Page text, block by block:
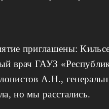
приглашены:
врач ГАУЗ
А.Н.,
но мы расстались.